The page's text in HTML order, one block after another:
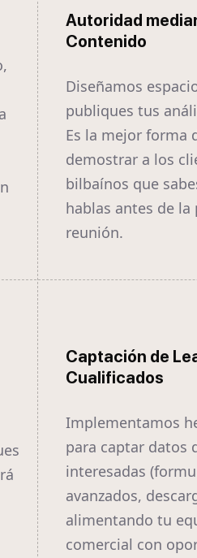
Autoridad
Contenido
Diseñamos
publiques tus
Es la mejor forma
demostrar a los
bilbaínos que
hablas antes de la
reunión.
Captación de
Cualificados
Implementamos
para captar datos
interesadas
avanzados,
alimentando tu
comercial con